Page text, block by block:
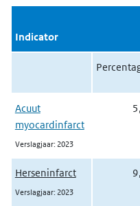
Indicator
Acuut
myocardinfarct
Verslagjaar: 2023
Herseninfarct
Verslagjaar: 2023